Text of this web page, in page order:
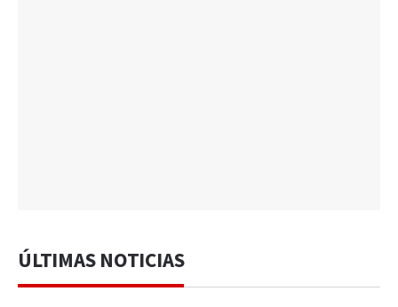
ÚLTIMAS NOTICIAS